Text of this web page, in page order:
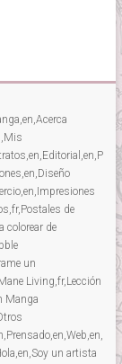
de
colorear de
un
Living,fr,Lección
Manga
un artista